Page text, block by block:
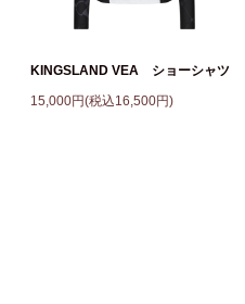
KINGSLAND VEA ショーシャツ
15,000円(税込16,500円)